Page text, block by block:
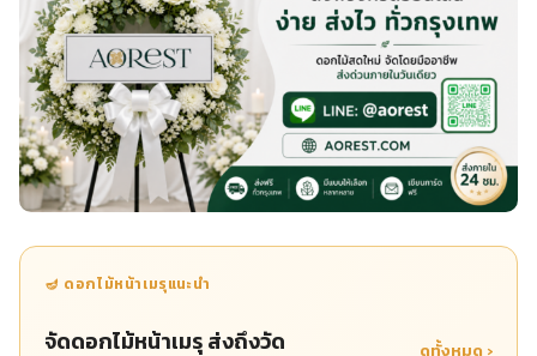
🪔 ดอกไม้หน้าเมรุแนะนำ
จัดดอกไม้หน้าเมรุ ส่งถึงวัด ดูทั้งหมด ›